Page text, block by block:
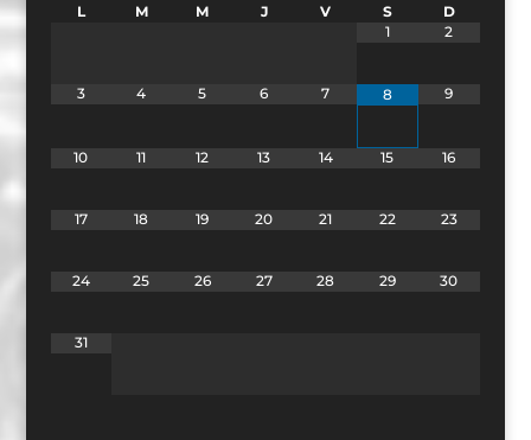
L M M J V S
D
1
2
3 4 5 6 7 8 9
10 11 12 13 14 15 16
17 18 19 20 21 22 23
24 25 26 27 28 29 30
31